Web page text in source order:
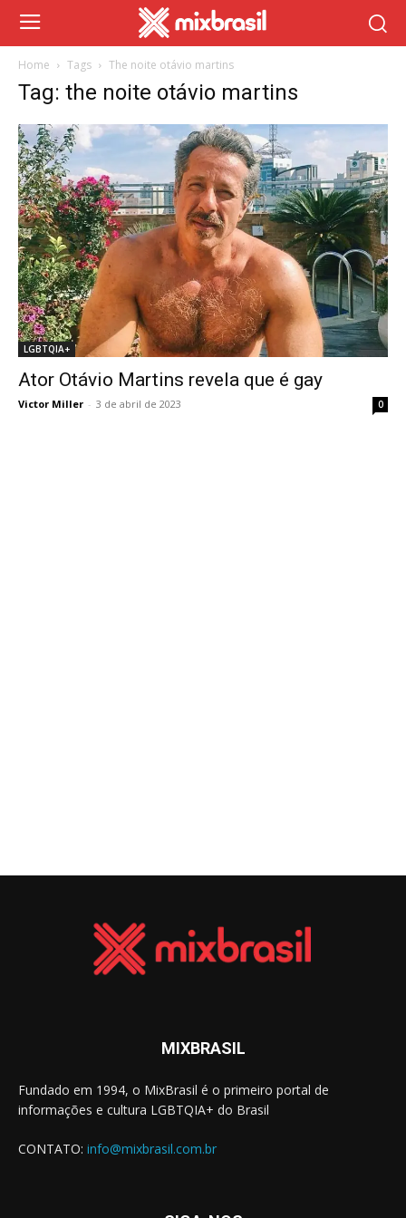
Home Tags The noite otávio martins
Tag: the noite otávio martins
LGBTQIA+
Ator Otávio Martins revela que é gay
Victor Miller - 3 de abril de 2023 0
MIXBRASIL
Fundado em 1994, o MixBrasil é o primeiro portal de
informações e cultura LGBTQIA+ do Brasil
CONTATO: info@mixbrasil.com.br